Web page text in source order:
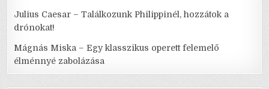
Julius Caesar – Találkozunk Philippinél, hozzátok a
drónokat!
Mágnás Miska – Egy klasszikus operett felemelő
élménnyé zabolázása